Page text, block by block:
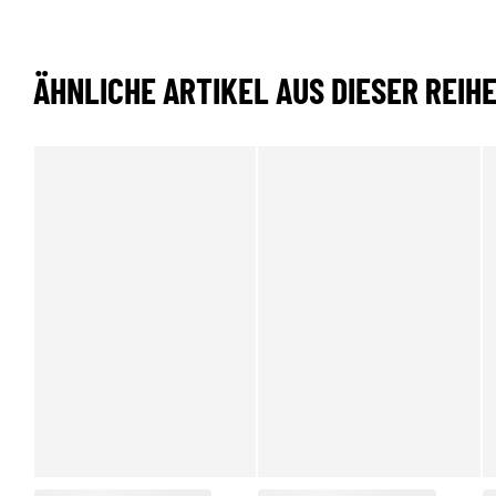
ÄHNLICHE ARTIKEL AUS DIESER REIHE